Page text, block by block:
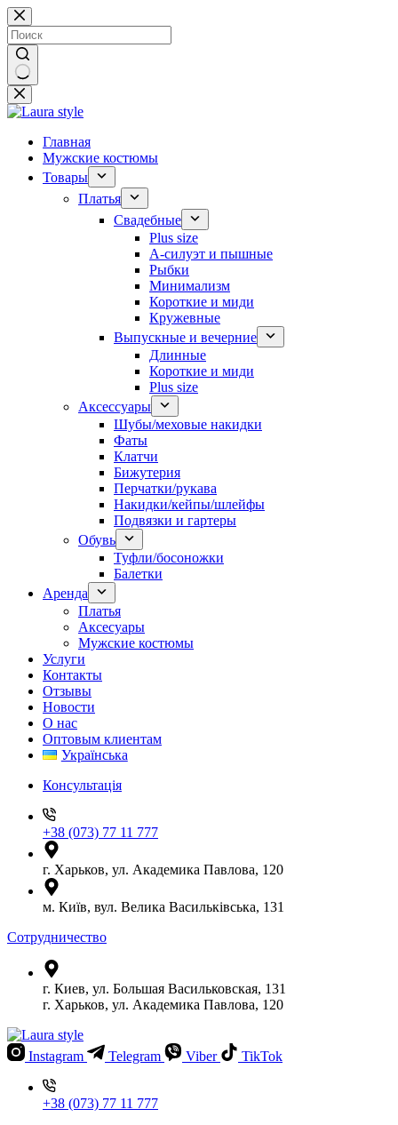
Перейти
к
сути
Ничего
не
Главная
Мужские костюмы
Товары
Платья
Свадебные
Plus size
А-силуэт и пышные
Рыбки
Минимализм
Короткие и миди
Кружевные
Выпускные и вечерние
Длинные
Короткие и миди
Plus size
Аксессуары
Шубы/меховые накидки
Фаты
Клатчи
Бижутерия
Перчатки/рукава
Накидки/кейпы/шлейфы
Подвязки и гартеры
Обувь
Туфли/босоножки
Балетки
Аренда
Платья
Аксесуары
Мужские костюмы
Услуги
Контакты
Отзывы
Новости
О нас
Оптовым клиентам
Українська
Консультація
+38 (073) 77 11 777
г. Харьков, ул. Академика Павлова, 120
м. Київ, вул. Велика Васильківська, 131
Сотрудничество
г. Киев, ул. Большая Васильковская, 131
г. Харьков, ул. Академика Павлова, 120
Instagram Telegram Viber TikTok
+38 (073) 77 11 777